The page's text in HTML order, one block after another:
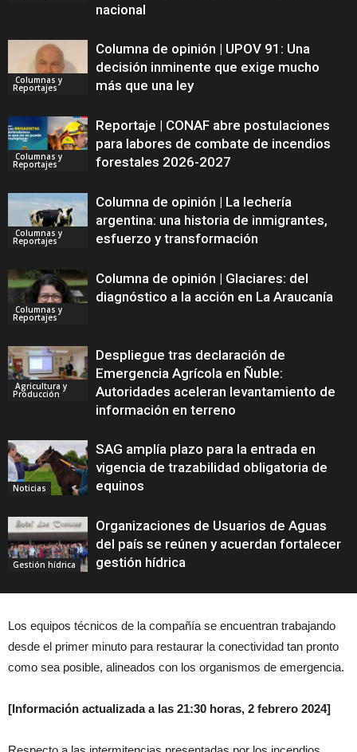
nacional
Columnas y
Reportajes
Columna de opinión | UPOV 91: Una
decisión inminente que exige mucho
más que una ley
Columnas y
Reportajes
Reportaje | CONAF abre postulaciones
para labores de combate de incendios
forestales 2026-2027
Columnas y
Reportajes
Columna de opinión | La lechería
argentina: una historia de inmigrantes,
esfuerzo y transformación
Columnas y
Reportajes
Columna de opinión | Glaciares: del
diagnóstico a la acción en La Araucanía
Agricultura y
Producción
Despliegue tras declaración de
Emergencia Agrícola en Ñuble:
Autoridades aceleran levantamiento de
información en terreno
Noticias
SAG amplía plazo para la entrada en
vigencia de trazabilidad obligatoria de
equinos
Gestión hídrica
Organizaciones de Usuarios de Aguas
del país se reúnen y acuerdan fortalecer
gestión hídrica
Los equipos técnicos de la compañía se encuentran trabajando
desde el primer minuto para restaurar la conectividad tan pronto
como sea posible, alineados con los organismos de emergencia.
[Información actualizada a las 21:30 horas, 2 febrero 2024]